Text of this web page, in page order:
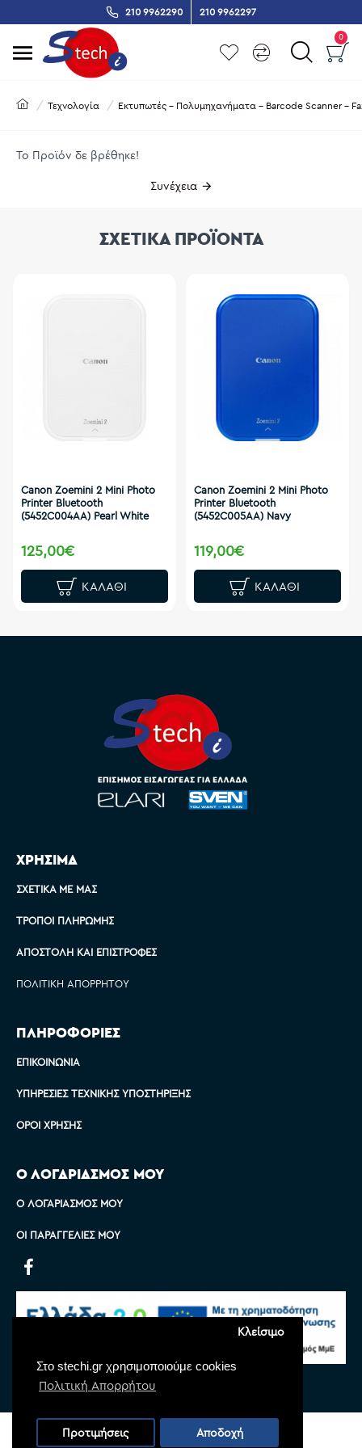
Στο stechi.gr χρησιμοποιούμε cookies
Πολιτική Απορρήτου
Κλείσιμο
Προτιμήσεις Αποδοχή
210 9962290 210 9962297
0
Τεχνολογία Εκτυπωτές - Πολυμηχανήματα - Barcode Scanner -
Το Προϊόν δε βρέθηκε!
Συνέχεια
ΣΧΕΤΙΚΑ ΠΡΟΪΟΝΤΑ
Canon Zoemini 2 Mini Photo
Printer Bluetooth
(5452C004AA) Pearl White
125,00€
ΚΑΛΆΘΙ
Canon Zoemini 2 Mini Photo
Printer Bluetooth
(5452C005AA) Navy
119,00€
ΚΑΛΆΘΙ
ΧΡΗΣΙΜΑ
ΣΧΕΤΙΚΆ ΜΕ ΜΑΣ
ΤΡΌΠΟΙ ΠΛΗΡΩΜΉΣ
ΑΠΟΣΤΟΛΉ ΚΑΙ ΕΠΙΣΤΡΟΦΈΣ
ΠΟΛΙΤΙΚΉ ΑΠΟΡΡΉΤΟΥ
ΠΛΗΡΟΦΟΡΙΕΣ
ΕΠΙΚΟΙΝΩΝΊΑ
ΥΠΗΡΕΣΊΕΣ ΤΕΧΝΙΚΉΣ ΥΠΟΣΤΉΡΙΞΗΣ
ΌΡΟΙ ΧΡΉΣΗΣ
Ο ΛΟΓΑΡΙΑΣΜΟΣ ΜΟΥ
Ο ΛΟΓΑΡΙΑΣΜΌΣ ΜΟΥ
ΟΙ ΠΑΡΑΓΓΕΛΊΕΣ ΜΟΥ
Copyright © 2022 Stechi, All Rights Reserved
Powered by
Monoware Web